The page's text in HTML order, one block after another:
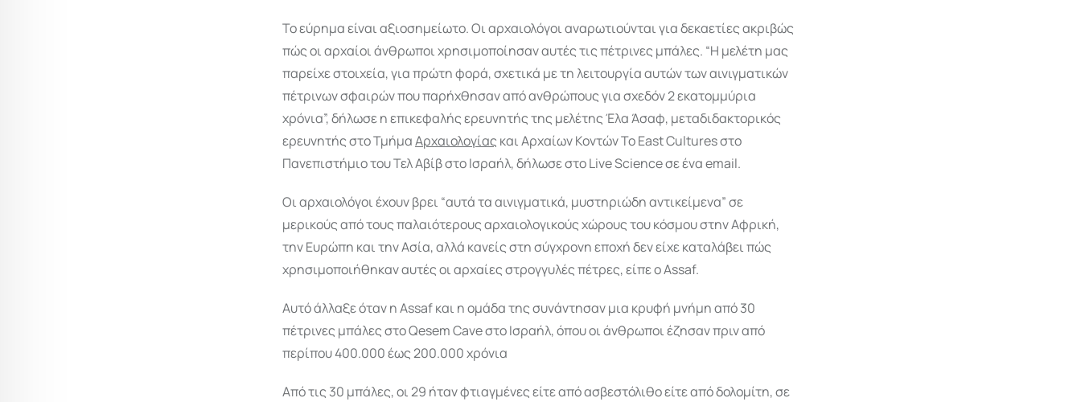
Το εύρημα είναι αξιοσημείωτο. Οι αρχαιολόγοι αναρωτιούνται για δεκαετίες ακριβώς
πώς οι αρχαίοι άνθρωποι χρησιμοποίησαν αυτές τις πέτρινες μπάλες. “Η μελέτη μας
παρείχε στοιχεία, για πρώτη φορά, σχετικά με τη λειτουργία αυτών των αινιγματικών
πέτρινων σφαιρών που παρήχθησαν από ανθρώπους για σχεδόν 2 εκατομμύρια
χρόνια”, δήλωσε η επικεφαλής ερευνητής της μελέτης Έλα Άσαφ, μεταδιδακτορικός
ερευνητής στο ΤμήμαΑρχαιολογίας και Αρχαίων Κοντών Το East Cultures στο
Πανεπιστήμιο του Τελ Αβίβ στο Ισραήλ, δήλωσε στο Live Science σε ένα email.
Οι αρχαιολόγοι έχουν βρει “αυτά τα αινιγματικά, μυστηριώδη αντικείμενα” σε
μερικούς από τους παλαιότερους αρχαιολογικούς χώρους του κόσμου στην Αφρική,
την Ευρώπη και την Ασία, αλλά κανείς στη σύγχρονη εποχή δεν είχε καταλάβει πώς
χρησιμοποιήθηκαν αυτές οι αρχαίες στρογγυλές πέτρες, είπε ο Assaf.
Αυτό άλλαξε όταν η Assaf και η ομάδα της συνάντησαν μια κρυφή μνήμη από 30
πέτρινες μπάλες στο Qesem Cave στο Ισραήλ, όπου οι άνθρωποι έζησαν πριν από
περίπου 400.000 έως 200.000 χρόνια
Από τις 30 μπάλες, οι 29 ήταν φτιαγμένες είτε από ασβεστόλιθο είτε από δολομίτη, σε